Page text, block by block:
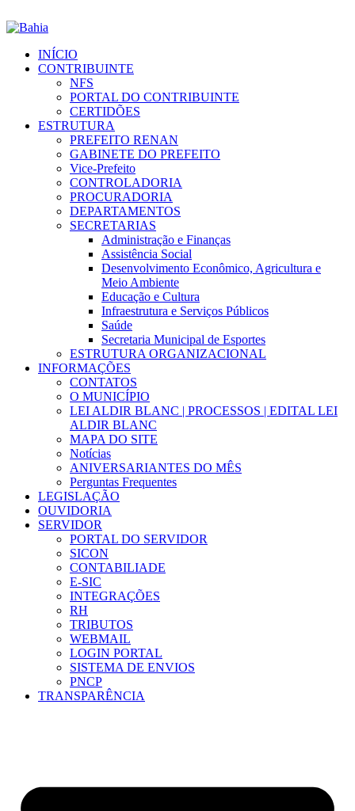
INÍCIO
CONTRIBUINTE
NFS
PORTAL DO CONTRIBUINTE
CERTIDÕES
ESTRUTURA
PREFEITO RENAN
GABINETE DO PREFEITO
Vice-Prefeito
CONTROLADORIA
PROCURADORIA
DEPARTAMENTOS
SECRETARIAS
Administração e Finanças
Assistência Social
Desenvolvimento Econômico, Agricultura e
Meio Ambiente
Educação e Cultura
Infraestrutura e Serviços Públicos
Saúde
Secretaria Municipal de Esportes
ESTRUTURA ORGANIZACIONAL
INFORMAÇÕES
CONTATOS
O MUNICÍPIO
LEI ALDIR BLANC | PROCESSOS | EDITAL LEI
ALDIR BLANC
MAPA DO SITE
Notícias
ANIVERSARIANTES DO MÊS
Perguntas Frequentes
LEGISLAÇÃO
OUVIDORIA
SERVIDOR
PORTAL DO SERVIDOR
SICON
CONTABILIADE
E-SIC
INTEGRAÇÕES
RH
TRIBUTOS
WEBMAIL
LOGIN PORTAL
SISTEMA DE ENVIOS
PNCP
TRANSPARÊNCIA